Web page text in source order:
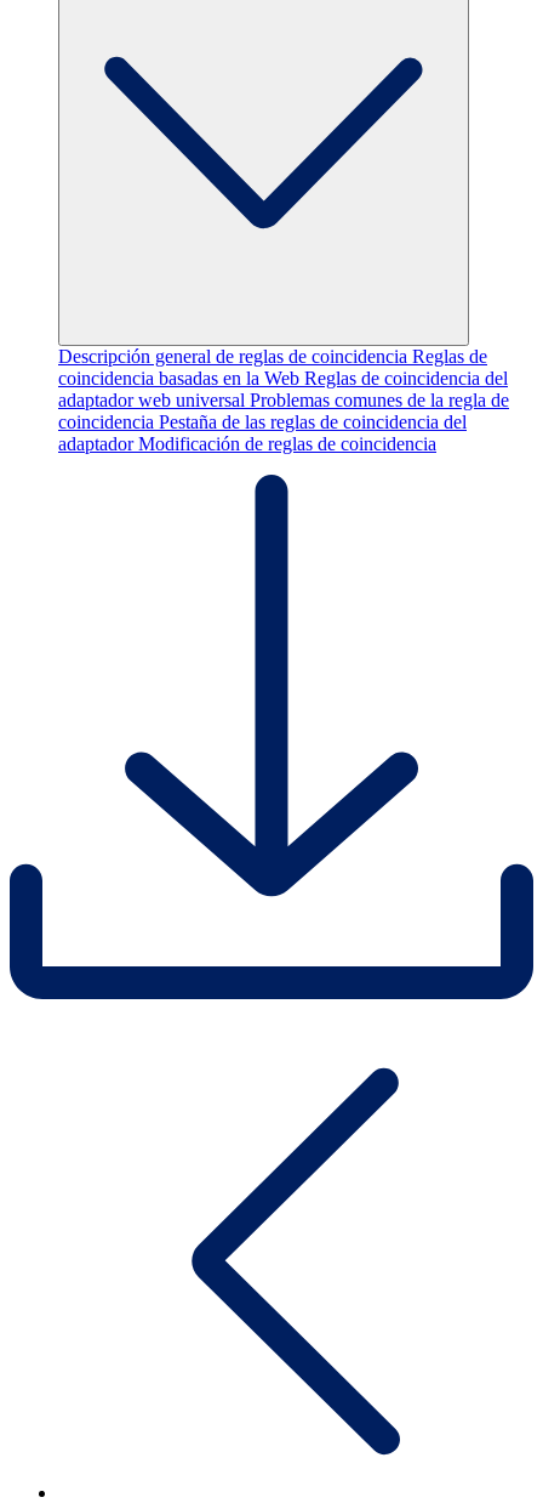
Descripción general de reglas de coincidencia Reglas de
coincidencia basadas en la Web Reglas de coincidencia del
adaptador web universal Problemas comunes de la regla de
coincidencia Pestaña de las reglas de coincidencia del
adaptadorModificación de reglas de coincidencia